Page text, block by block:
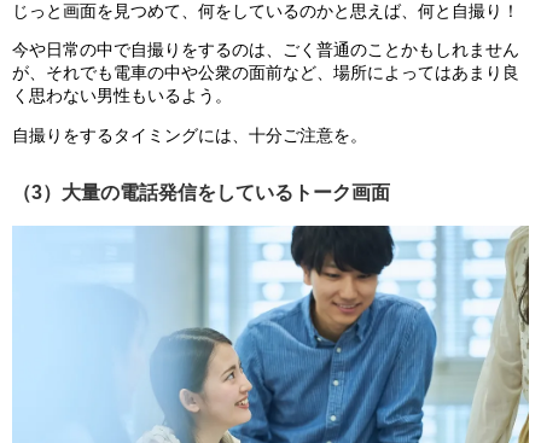
じっと画面を見つめて、何をしているのかと思えば、何と自撮り！
今や日常の中で自撮りをするのは、ごく普通のことかもしれません
が、それでも電車の中や公衆の面前など、場所によってはあまり良
く思わない男性もいるよう。
自撮りをするタイミングには、十分ご注意を。
（3）大量の電話発信をしているトーク画面